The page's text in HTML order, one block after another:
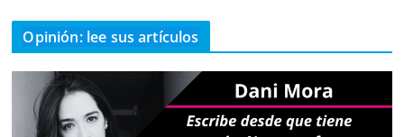
Opinión: lee sus artículos